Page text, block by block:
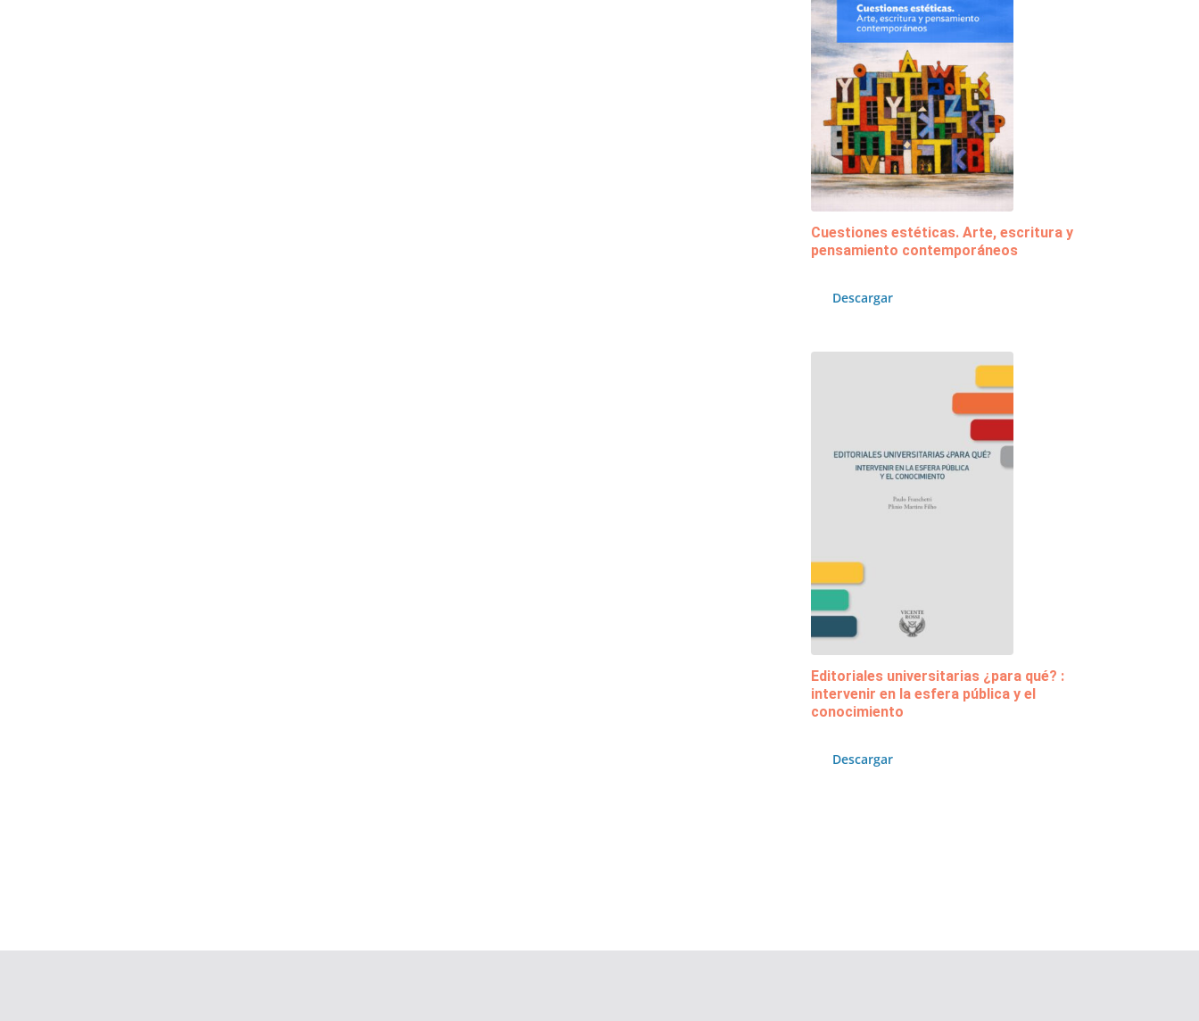
Cuestiones estéticas. Arte, escritura y
pensamiento contemporáneos
Descargar
Editoriales universitarias ¿para qué? :
intervenir en la esfera pública y el
conocimiento
Descargar